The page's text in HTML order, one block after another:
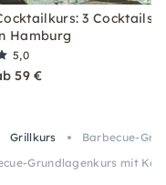
3 Cocktails
Hamburg
5,0
59 €
Grillkurs
Barbecue-
Grundlagenkurs mit